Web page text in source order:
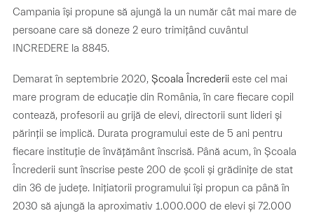
Campania își propune să ajungă la un număr cât mai mare de
persoane care să doneze 2 euro trimițând cuvântul
INCREDERE la 8845.
Demarat în septembrie 2020, Școala Încrederii este cel mai
mare program de educație din România, în care fiecare copil
contează, profesorii au grijă de elevi, directorii sunt lideri și
părinții se implică. Durata programului este de 5 ani pentru
fiecare instituție de învățământ înscrisă. Până acum, în Școala
Încrederii sunt înscrise peste 200 de școli și grădinițe de stat
din 36 de județe. Inițiatorii programului își propun ca până în
2030 să ajungă la aproximativ 1.000.000 de elevi și 72.000